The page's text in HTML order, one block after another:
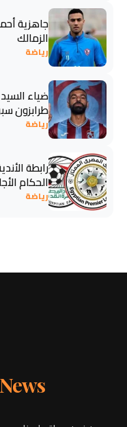
جاهزية
الزمالك
رياضة
ضياء
طرابزون
رياضة
رابطة
الحكام
رياضة
News